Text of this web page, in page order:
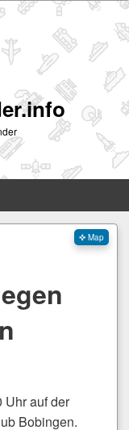
✜ Map
Uhr auf der
Bobingen.